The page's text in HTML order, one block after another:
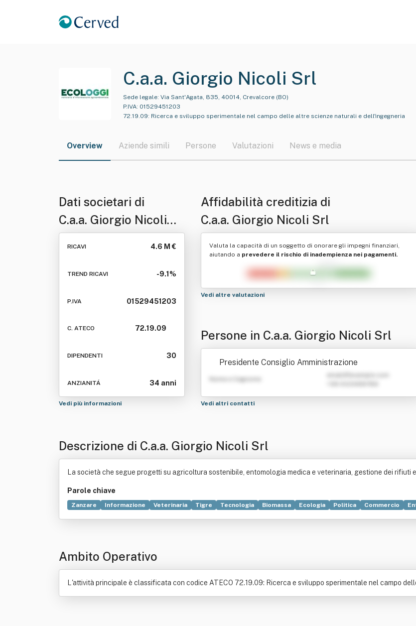
C.a.a. Giorgio Nicoli Srl
Sede legale: Via Sant'Agata, 835, 40014, Crevalcore (BO)
P.IVA: 01529451203
72.19.09: Ricerca e sviluppo sperimentale nel campo delle altre scienze naturali e dell'ingegneria
Overview Aziende simili Persone Valutazioni News e media
Dati societari di
C.a.a. Giorgio Nicoli
Srl
RICAVI 4.6 M €
TREND RICAVI -9.1%
P.IVA 01529451203
C. ATECO 72.19.09
DIPENDENTI 30
ANZIANITÁ 34 anni
Vedi più informazioni
Affidabilità creditizia di
C.a.a. Giorgio Nicoli Srl
Valuta la capacità di un soggetto di onorare gli impegni finanziari,
aiutando a prevedere il rischio di inadempienza nei pagamenti.
Vedi altre valutazioni
Persone in C.a.a. Giorgio Nicoli Srl
Presidente Consiglio Amministrazione
Nome e Cognome
Vedi altri contatti
Descrizione di C.a.a. Giorgio Nicoli Srl
La società che segue progetti su agricoltura sostenibile, entomologia medica e veterinaria, gestione dei rifiuti
Parole chiave
Zanzare Informazione Veterinaria Tigre Tecnologia Biomassa Ecologia Politica Commercio
Ambito Operativo
L'attività principale è classificata con codice ATECO 72.19.09: Ricerca e sviluppo sperimentale nel campo